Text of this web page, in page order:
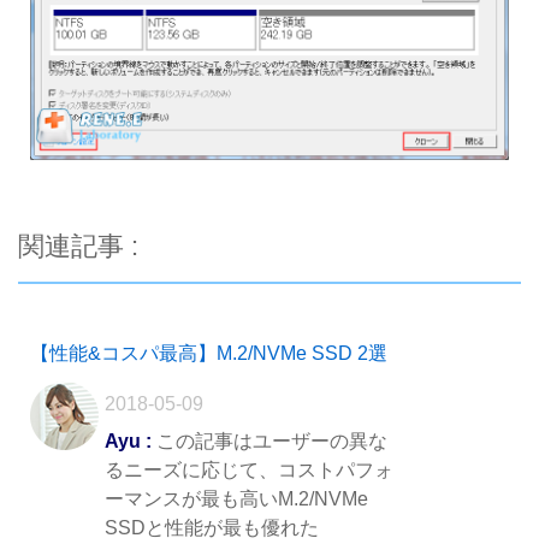
関連記事 :
【性能&コスパ最高】M.2/NVMe SSD 2選
2018-05-09
Ayu : この記事はユーザーの異な
るニーズに応じて、コストパフォ
ーマンスが最も高いM.2/NVMe
SSDと性能が最も優れた